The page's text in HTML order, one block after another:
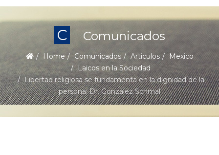
C Comunicados
Home Comunicados Articulos
Mexico
Laicos en la Sociedad
Libertad religiosa se fundamenta en la dignidad de la
persona: Dr. González Schmal